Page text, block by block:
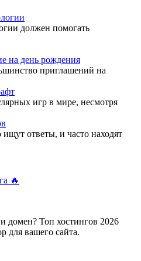
должен помогать
на день рождения
приглашений на
игр в мире, несмотря
ответы, и часто находят
🔥
домен? Топ хостингов 2026
для вашего сайта.